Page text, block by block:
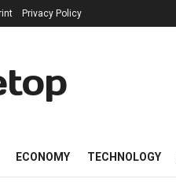
Privacy Policy
ECONOMY TECHNOLOGY